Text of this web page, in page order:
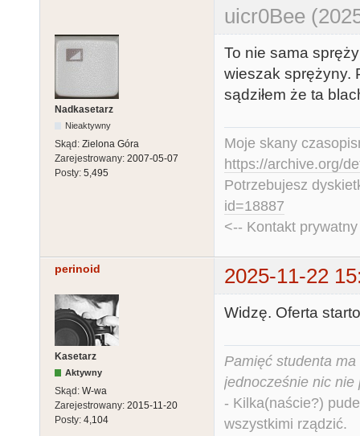
uicr0Bee
Nadkasetarz
Nieaktywny
Skąd: Zielona Góra
Zarejestrowany: 2007-05-07
Posty: 5,495
To nie sama
wieszak sprężyny.
sądziłem że ta
Moje skany
https://archive.org/
Potrzebujesz
id=18887
<-- Kontakt
perinoid 2025-11-22
Kasetarz
Aktywny
Skąd: W-wa
Zarejestrowany: 2015-11-20
Posty: 4,104
Widzę. Oferta
Pamięć studenta
jednocześnie nic nie
- Kilka(naście?)
wszystkimi rządzić.